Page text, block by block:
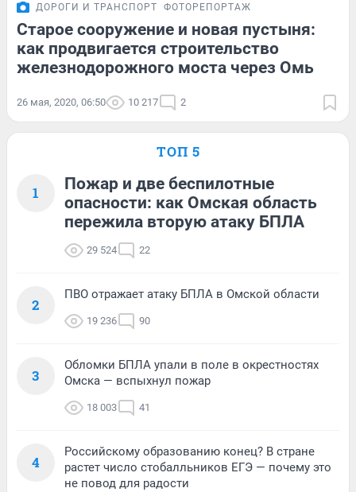
ДОРОГИ И ТРАНСПОРТ ФОТОРЕПОРТАЖ
Старое сооружение и новая пустыня:
как продвигается строительство
железнодорожного моста через Омь
26 мая, 2020, 06:50 10 217 2
ТОП 5
1
Пожар и две беспилотные
опасности: как Омская область
пережила вторую атаку БПЛА
29 524 22
2
ПВО отражает атаку БПЛА в Омской области
19 236 90
3
Обломки БПЛА упали в поле в окрестностях
Омска — вспыхнул пожар
18 003 41
4
Российскому образованию конец? В стране
растет число стобалльников ЕГЭ — почему это
не повод для радости